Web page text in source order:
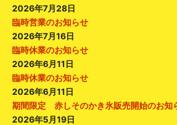
2026年7月28日
臨時営業のお知らせ
2026年7月16日
臨時休業のお知らせ
2026年6月11日
臨時休業のお知らせ
2026年6月11日
期間限定 赤しそのかき氷販売開始のお知
2026年5月19日